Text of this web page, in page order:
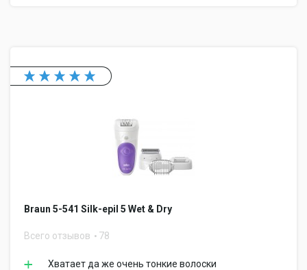
Braun 5-541 Silk-epil 5 Wet & Dry
Всего отзывов 78
Хватает да же очень тонкие волоски